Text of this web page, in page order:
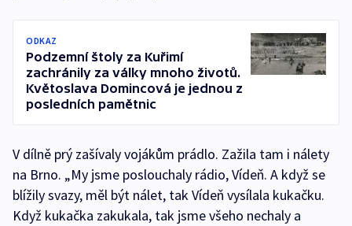
ODKAZ
Podzemní štoly za Kuřimí
zachránily za války mnoho životů.
Květoslava Domincová je jednou z
posledních pamětnic
V dílně prý zašívaly vojákům prádlo. Zažila tam i nálety
na Brno. „My jsme poslouchaly rádio, Vídeň. A když se
blížily svazy, měl být nálet, tak Vídeň vysílala kukačku.
Když kukačka zakukala, tak jsme všeho nechaly a